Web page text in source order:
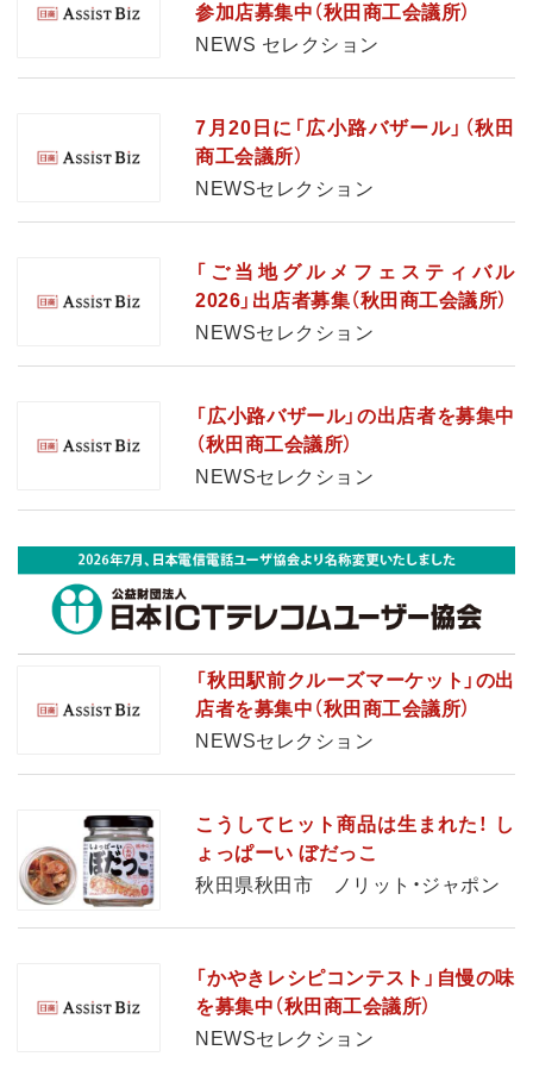
参加店募集中（秋田商工会議所）
NEWS セレクション
7月20日に「広小路バザール」（秋田
商工会議所）
NEWSセレクション
「ご当地グルメフェスティバル
2026」出店者募集（秋田商工会議所）
NEWSセレクション
「広小路バザール」の出店者を募集中
（秋田商工会議所）
NEWSセレクション
「秋田駅前クルーズマーケット」の出
店者を募集中（秋田商工会議所）
NEWSセレクション
こうしてヒット商品は生まれた！ し
ょっぱーい ぼだっこ
秋田県秋田市 ノリット・ジャポン
「かやきレシピコンテスト」自慢の味
を募集中（秋田商工会議所）
NEWSセレクション